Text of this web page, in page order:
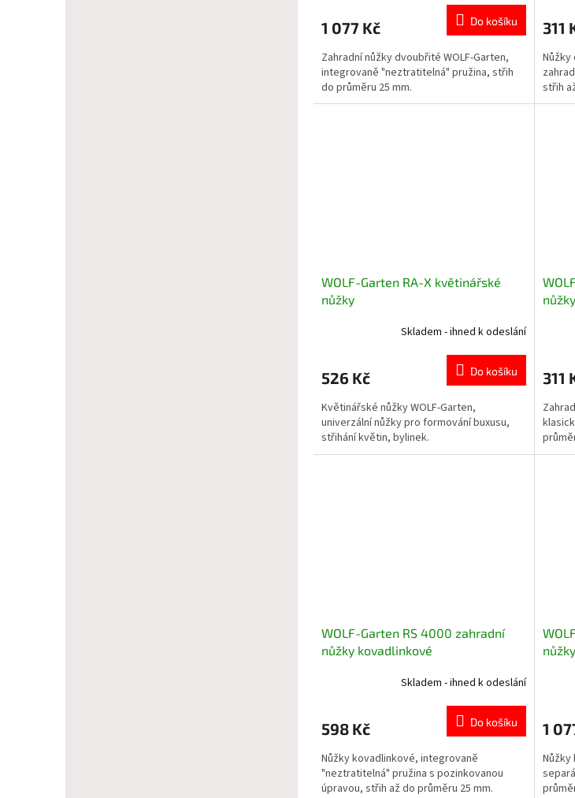
1 077 Kč Do košíku
Zahradní nůžky dvoubřité WOLF-Garten,
integrovaně "neztratitelná" pružina, střih
do průměru 25 mm.
311
Nůžky
střih
WOLF-Garten RA-X květinářské
nůžky
Skladem - ihned k odeslání
526 Kč Do košíku
Květinářské nůžky WOLF-Garten,
univerzální nůžky pro formování buxusu,
střihání květin, bylinek.
311
WOLF-Garten RS 4000 zahradní
nůžky kovadlinkové
Skladem - ihned k odeslání
598 Kč Do košíku
Nůžky kovadlinkové, integrovaně
"neztratitelná" pružina s pozinkovanou
úpravou, střih až do průměru 25 mm.
1
Nůžky